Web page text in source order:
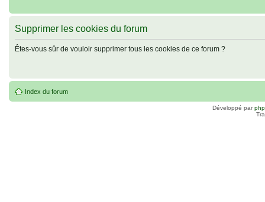
Supprimer les cookies du forum
Êtes-vous sûr de vouloir supprimer tous les cookies de ce forum ?
Index du forum
Développé par